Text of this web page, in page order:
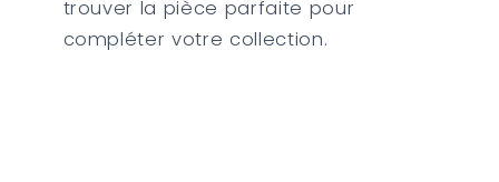
trouver la pièce parfaite pour
compléter votre collection.